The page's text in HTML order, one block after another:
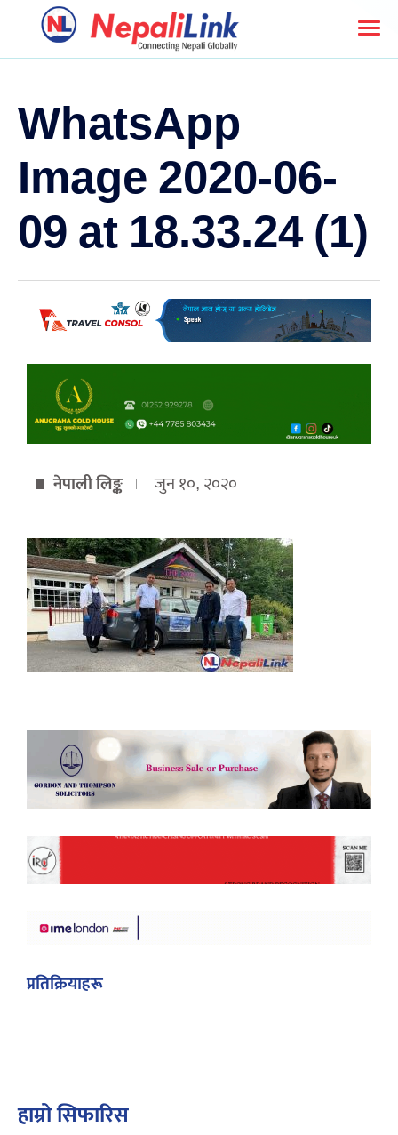
WhatsApp
Image 2020-06-
09 at 18.33.24 (1)
नेपाली लिङ्क जुन १०, २०२०
प्रतिक्रियाहरू
हाम्रो सिफारिस